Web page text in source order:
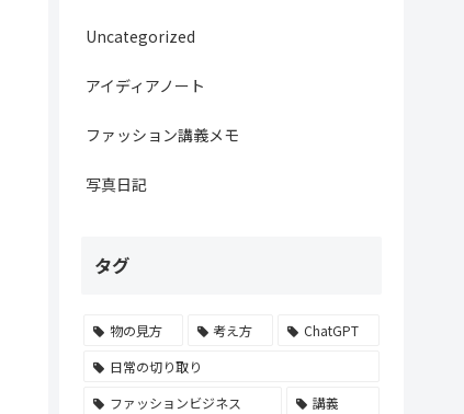
Uncategorized
アイディアノート
ファッション講義メモ
写真日記
タグ
物の見方 考え方
ChatGPT
日常の切り取り
ファッションビジネス
講義